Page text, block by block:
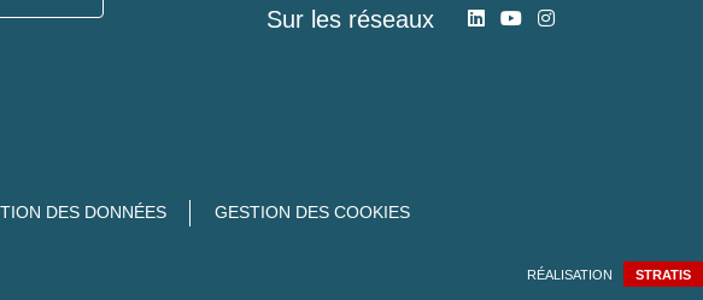
Sur les réseaux
DES DONNÉES GESTION DES COOKIES
RÉALISATION STRATIS